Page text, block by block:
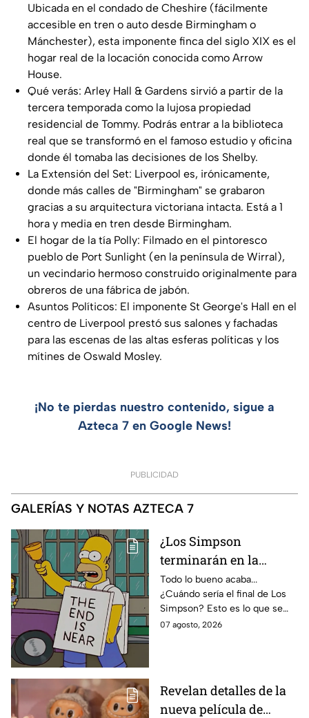
Ubicada en el condado de Cheshire (fácilmente
accesible en tren o auto desde Birmingham o
Mánchester), esta imponente finca del siglo XIX es el
hogar real de la locación conocida como Arrow
House.
Qué verás: Arley Hall & Gardens sirvió a partir de la
tercera temporada como la lujosa propiedad
residencial de Tommy. Podrás entrar a la biblioteca
real que se transformó en el famoso estudio y oficina
donde él tomaba las decisiones de los Shelby.
La Extensión del Set: Liverpool es, irónicamente,
donde más calles de "Birmingham" se grabaron
gracias a su arquitectura victoriana intacta. Está a 1
hora y media en tren desde Birmingham.
El hogar de la tía Polly: Filmado en el pintoresco
pueblo de Port Sunlight (en la península de Wirral),
un vecindario hermoso construido originalmente para
obreros de una fábrica de jabón.
Asuntos Políticos: El imponente St George's Hall en el
centro de Liverpool prestó sus salones y fachadas
para las escenas de las altas esferas políticas y los
mítines de Oswald Mosley.
¡No te pierdas nuestro contenido, sigue a
Azteca 7 en Google News!
PUBLICIDAD
GALERÍAS Y NOTAS AZTECA 7
¿Los Simpson
terminarán en la
temporada 40? Actriz
de Bart Simpson da
IMPACTANTE
declaración
Todo lo bueno acaba...
¿Cuándo sería el final de Los
Simpson? Esto es lo que se
sabe:
07 agosto, 2026
Revelan detalles de la
nueva película de